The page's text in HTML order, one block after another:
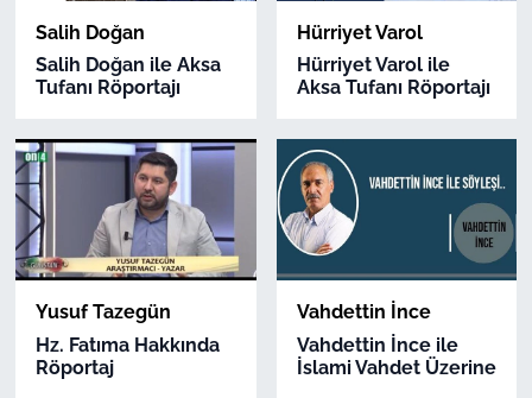
Salih Doğan
Salih Doğan ile Aksa
Tufanı Röportajı
Hürriyet Varol
Hürriyet Varol ile
Aksa Tufanı Röportajı
Yusuf Tazegün
Hz. Fatıma Hakkında
Röportaj
Vahdettin İnce
Vahdettin İnce ile
İslami Vahdet Üzerine